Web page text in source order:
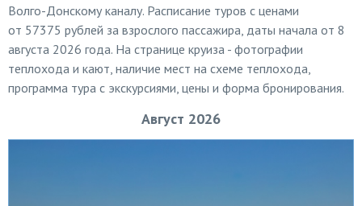
Волго-Донскому каналу. Расписание туров с ценами
от 57375 рублей за взрослого пассажира, даты начала от 8
августа 2026 года. На странице круиза - фотографии
теплохода и кают, наличие мест на схеме теплохода,
программа тура с экскурсиями, цены и форма бронирования.
Август 2026